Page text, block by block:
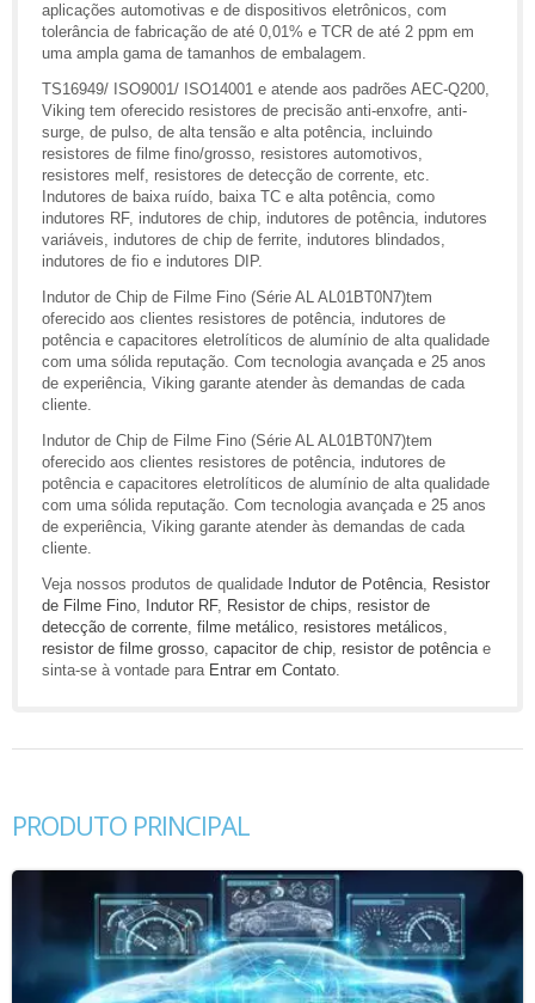
aplicações automotivas e de dispositivos eletrônicos, com
tolerância de fabricação de até 0,01% e TCR de até 2 ppm em
uma ampla gama de tamanhos de embalagem.
TS16949/ ISO9001/ ISO14001 e atende aos padrões AEC-Q200,
Viking tem oferecido resistores de precisão anti-enxofre, anti-
surge, de pulso, de alta tensão e alta potência, incluindo
resistores de filme fino/grosso, resistores automotivos,
resistores melf, resistores de detecção de corrente, etc.
Indutores de baixa ruído, baixa TC e alta potência, como
indutores RF, indutores de chip, indutores de potência, indutores
variáveis, indutores de chip de ferrite, indutores blindados,
indutores de fio e indutores DIP.
Indutor de Chip de Filme Fino (Série AL AL01BT0N7)tem
oferecido aos clientes resistores de potência, indutores de
potência e capacitores eletrolíticos de alumínio de alta qualidade
com uma sólida reputação. Com tecnologia avançada e 25 anos
de experiência, Viking garante atender às demandas de cada
cliente.
Indutor de Chip de Filme Fino (Série AL AL01BT0N7)tem
oferecido aos clientes resistores de potência, indutores de
potência e capacitores eletrolíticos de alumínio de alta qualidade
com uma sólida reputação. Com tecnologia avançada e 25 anos
de experiência, Viking garante atender às demandas de cada
cliente.
Veja nossos produtos de qualidade Indutor de Potência, Resistor
de Filme Fino, Indutor RF, Resistor de chips, resistor de
detecção de corrente, filme metálico, resistores metálicos,
resistor de filme grosso, capacitor de chip, resistor de potênciae
sinta-se à vontade para Entrar em Contato.
PRODUTO PRINCIPAL